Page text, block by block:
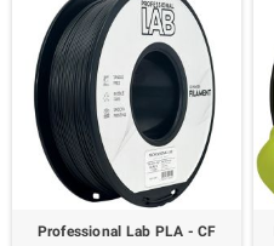
Professional Lab PLA - CF